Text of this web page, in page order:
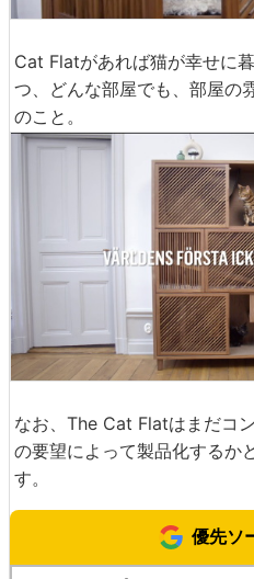
Cat Flatがあれば猫が幸せに
つ、どんな部屋でも、部屋の
のこと。
なお、The Cat Flatはまだコ
の要望によって製品化するか
す。
優先ソ